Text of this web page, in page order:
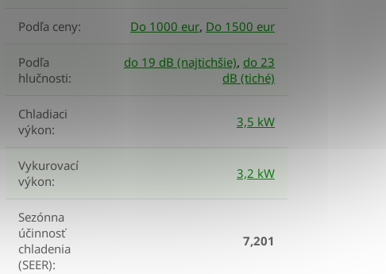
Podľa ceny: Do 1000 eur, Do 1500 eur
Podľa
hlučnosti:
do 19 dB (najtichšie), do 23
dB (tiché)
Chladiaci
výkon: 3,5 kW
Vykurovací
výkon: 3,2 kW
Sezónna
účinnosť
chladenia
(SEER):
7,201